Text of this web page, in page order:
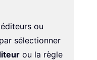
ou
sélectionner
ou la règle